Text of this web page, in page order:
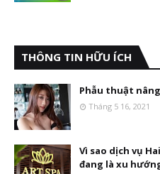
THÔNG TIN HỮU ÍCH
Phẫu thuật
Tháng 5 16, 2021
Vì sao dịch vụ
đang là xu